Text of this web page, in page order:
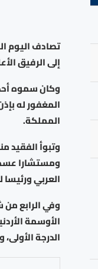
تصادف اليوم السبت، الذكرى
إلى الرفيق
وكان سموه أحد
المغفور له
المملكة.
وتبوأ الفقيد
ومستشارا
العربي
الأوسمة
الدرجة